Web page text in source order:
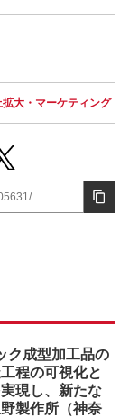
拡大・マーケティング
ク成型加工品の
程の可視化と
現し、新たな
製作所（神奈